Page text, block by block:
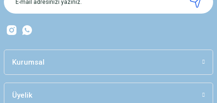
Ürün bilgilerinde hatalar bulunuyor.
Bu ürüne benzer farklı alternatifler olmalı.
Kurumsal
Üyelik